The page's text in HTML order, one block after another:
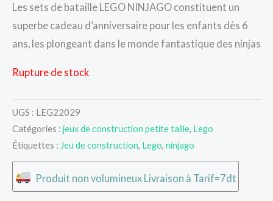
Les sets de bataille LEGO NINJAGO constituent un
superbe cadeau d’anniversaire pour les enfants dès 6
ans, les plongeant dans le monde fantastique des ninjas
Rupture de stock
UGS : LEG22029
Catégories : jeux de construction petite taille, Lego
Étiquettes : Jeu de construction, Lego, ninjago
Produit non volumineux Livraison à Tarif=7dt